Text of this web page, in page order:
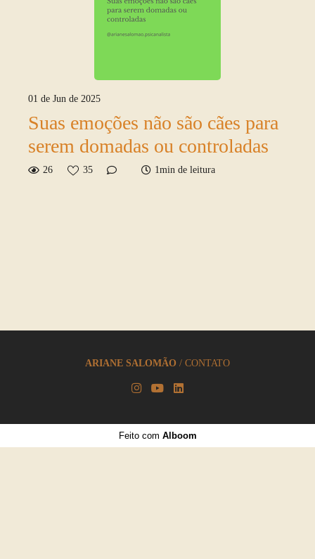
01 de Jun de 2025
Suas emoções não são cães para
serem domadas ou controladas
26 35 1min de leitura
ARIANE SALOMÃO / CONTATO
Feito com Alboom